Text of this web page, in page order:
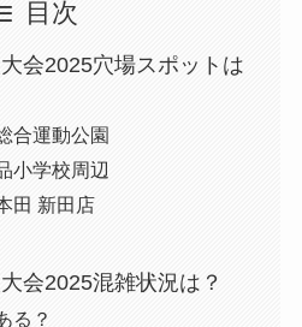
目次
会2025穴場スポットは
合運動公園
小学校周辺
田 新田店
会2025混雑状況は？
る？